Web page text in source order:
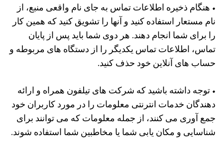
• هنگام ذخیره اطلاعات تماس به جای نام واقعی منبع، از
نام مستعار استفاده کنید و آنها را تشویق کنید که همین کار
را برای شما انجام دهند. هر دوی شما باید پس از پایان
تماس، اطلاعات تماس یکدیگر را از دستگاه های مربوطه و
حساب های آنلاین خود حذف کنید.
• توجه داشته باشید که شرکت های تیلفون همراه و ارائه
دهندگان خدمات انترنتی معلومات را در مورد کاربران خود
جمع آوری می کنند، از جمله معلومات که می توانند برای
شناسایی و مکان یابی شما یا مخاطبین شما استفاده شوند.